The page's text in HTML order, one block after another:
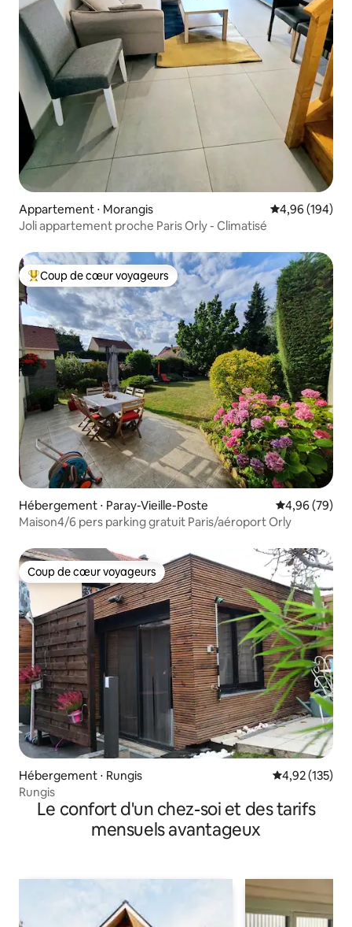
Appartement ⋅ Morangis Évaluation
4,96 (194)
Joli appartement proche Paris Orly - Climatisé
Coups de cœur voyageurs les plus appréciés
Coup de cœur voyageurs
Hébergement ⋅ Paray-Vieille-Poste Évaluation
4,96 (79)
Maison4/6 pers parking gratuit Paris/aéroport Orly
Coup de cœur voyageurs
Coup de cœur voyageurs
Hébergement ⋅ Rungis Évaluation
4,92 (135)
Rungis
Le confort d'un chez-soi et des tarifs
mensuels avantageux